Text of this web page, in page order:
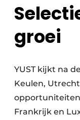
groei
YUST kijkt na
Keulen,
Frankrijk en